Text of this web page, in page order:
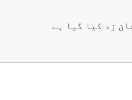
زد کیا گیا ہے